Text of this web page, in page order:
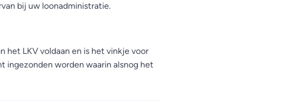
bij uw loonadministratie.
het LKV voldaan en is het vinkje voor
ingezonden worden waarin alsnog het